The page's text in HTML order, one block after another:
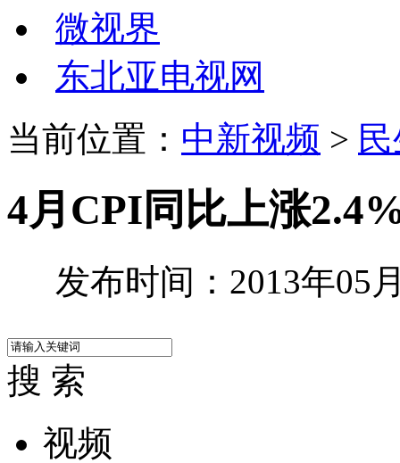
微视界
东北亚电视网
当前位置： 中新视频 >
4月CPI同比上涨
发布时间：2013年05
搜 索
视频